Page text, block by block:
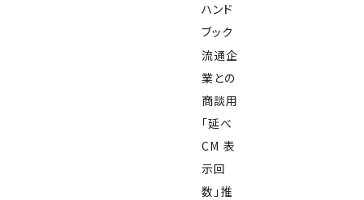
ハンド
ブック
流通企
業との
商談用
「延べ
CM 表
示回
数」推